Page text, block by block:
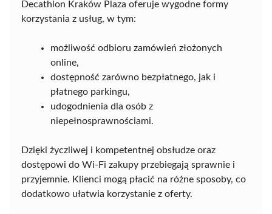
Decathlon Kraków Plaza oferuje wygodne formy
korzystania z usług, w tym:
możliwość odbioru zamówień złożonych
online,
dostępność zarówno bezpłatnego, jak i
płatnego parkingu,
udogodnienia dla osób z
niepełnosprawnościami.
Dzięki życzliwej i kompetentnej obsłudze oraz
dostępowi do Wi-Fi zakupy przebiegają sprawnie i
przyjemnie. Klienci mogą płacić na różne sposoby, co
dodatkowo ułatwia korzystanie z oferty.